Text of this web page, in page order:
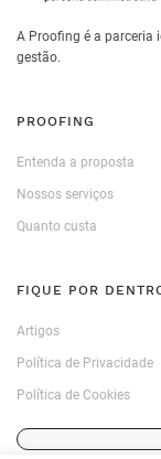
A Proofing é a parceria
gestão.
PROOFING
Entenda a proposta
Nossos serviços
Quanto custa
FIQUE POR
Artigos
Política de Privacidade
Política de Cookies